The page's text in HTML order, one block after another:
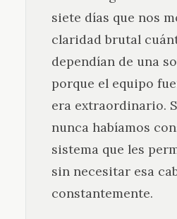
siete días que nos
claridad brutal
dependían de una
porque el equipo
era extraordinario.
nunca habíamos
sistema que les
sin necesitar esa
constantemente.